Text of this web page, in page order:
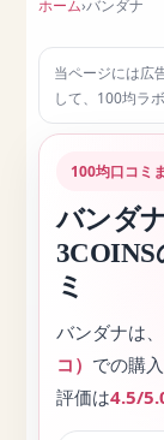
ホーム›バンダナ
当ページには広
して、100均ラ
100均口コミ
バンダ
3COINS
ミ
バンダナは
コ） での購
評価は4.5/